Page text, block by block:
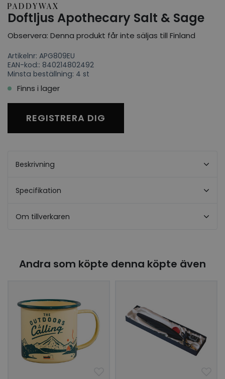
Doftljus Apothecary Salt & Sage
Observera: Denna produkt får inte säljas till Finland
Artikelnr: APG809EU
EAN-kod:: 840214802492
Minsta beställning: 4 st
Finns i lager
REGISTRERA DIG
Beskrivning
Specifikation
Om tillverkaren
Andra som köpte denna köpte även